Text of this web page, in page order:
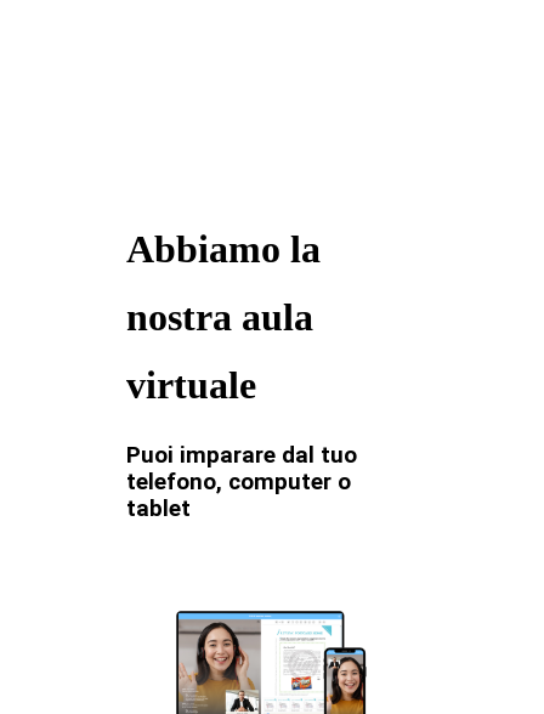
Abbiamo la
nostra aula
virtuale
Puoi imparare dal tuo
telefono, computer o
tablet